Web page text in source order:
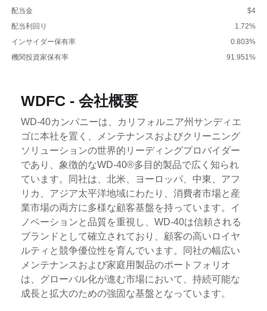
配当金
$4
配当利回り
1.72%
インサイダー保有率
0.803%
機関投資家保有率
91.951%
WDFC - 会社概要
WD-40カンパニーは、カリフォルニア州サンディエ
ゴに本社を置く、メンテナンスおよびクリーニング
ソリューションの世界的リーディングプロバイダー
であり、象徴的なWD-40®多目的製品で広く知られ
ています。同社は、北米、ヨーロッパ、中東、アフ
リカ、アジア太平洋地域にわたり、消費者市場と産
業市場の両方に多様な顧客基盤を持っています。イ
ノベーションと品質を重視し、WD-40は信頼される
ブランドとして確立されており、顧客の高いロイヤ
ルティと競争優位性を育んでいます。同社の幅広い
メンテナンスおよび家庭用製品のポートフォリオ
は、グローバル化が進む市場において、持続可能な
成長と拡大のための強固な基盤となっています。